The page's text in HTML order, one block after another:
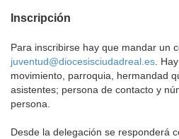
Inscripción
Para inscribirse hay que mandar un
juventud@diocesisciudadreal.es .
movimiento, parroquia, hermandad
asistentes; persona de contacto y
persona.
Desde la delegación se responderá